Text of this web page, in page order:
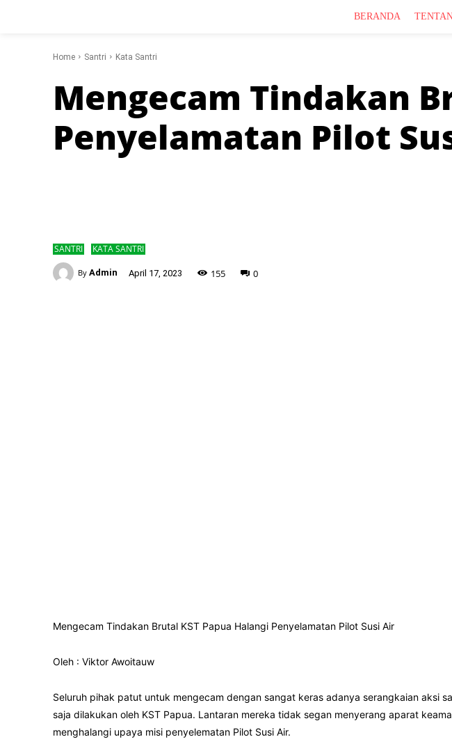
BERANDA
Home Santri Kata Santri
Mengecam Tindakan
Penyelamatan Pilot
SANTRI KATA SANTRI
By Admin April 17, 2023 155 0
Mengecam Tindakan Brutal KST Papua Halangi Penyelamatan Pilot Susi Air
Oleh : Viktor Awoitauw
Seluruh pihak patut untuk mengecam dengan sangat keras adanya serangkaian aksi
saja dilakukan oleh KST Papua. Lantaran mereka tidak segan menyerang aparat
menghalangi upaya misi penyelematan Pilot Susi Air.